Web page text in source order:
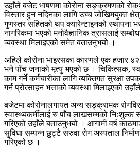
उहाँले बजेट भाषणमा कोरोना सङ्क्रमणको
विस्तार हुन नदिनका लागि उच्च जोखिमयुक्त
गुणस्तर सहितको थप क्यारेन्टाइनको स्थापना
नागरिकमा भएको मनोवैज्ञानिक त्रासलाई
व्यवस्था मिलाइएको समेत बताउनुभयो ।
अहिले कोरोना भाइरसका कारणले एक हजार
भने पाँच जनाको मृत्यु भएको छ । चिकित्सक,
काम गर्ने कर्मचारीका लागि व्यक्तिगत सुरक्षा
गर्न प्रोत्साहन भत्ताको व्यवस्था मिलाइएको
बजेटमा कोरोनालगायत अन्य सङ्क्रामक
स्वास्थ्यकर्मीलाई रु पाँच लाखसम्मको निःशुल्क
गरिएको उहाँले बताउनुभयो । आगामी वर्ष
सुविधा सम्पन्न छुट्टै सरुवा रोग अस्पताल
गरिएको छ ।